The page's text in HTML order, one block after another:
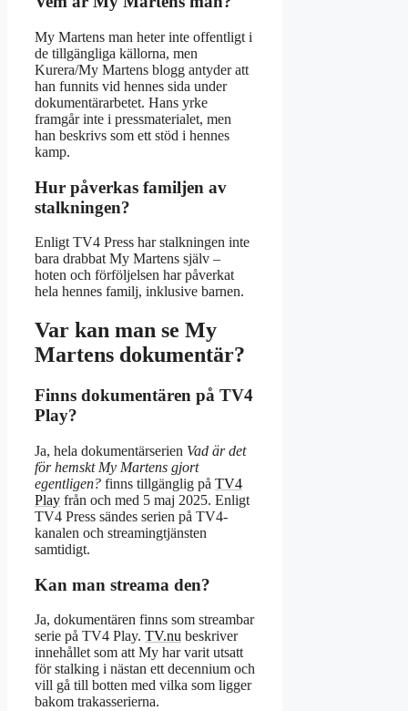
My Martens man heter inte offentligt i
de tillgängliga källorna, men
Kurera/My Martens blogg antyder att
han funnits vid hennes sida under
dokumentärarbetet. Hans yrke
framgår inte i pressmaterialet, men
han beskrivs som ett stöd i hennes
kamp.
Hur påverkas familjen av
stalkningen?
Enligt TV4 Press har stalkningen inte
bara drabbat My Martens själv –
hoten och förföljelsen har påverkat
hela hennes familj, inklusive barnen.
Var kan man se My
Martens dokumentär?
Finns dokumentären på TV4
Play?
Ja, hela dokumentärserien Vad är det
för hemskt My Martens gjort
egentligen? finns tillgänglig på TV4
Play från och med 5 maj 2025. Enligt
TV4 Press sändes serien på TV4-
kanalen och streamingtjänsten
samtidigt.
Kan man streama den?
Ja, dokumentären finns som streambar
serie på TV4 Play. TV.nu beskriver
innehållet som att My har varit utsatt
för stalking i nästan ett decennium och
vill gå till botten med vilka som ligger
bakom trakasserierna.